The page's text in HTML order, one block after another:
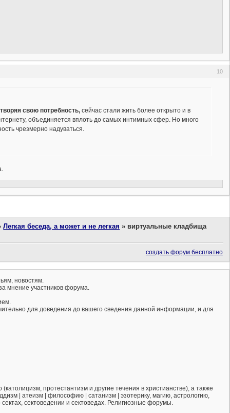
10
свою потребность,сейчас стали жить более открыто и в
объединяется вплоть до самых интимных сфер. Но много
чрезмерно надуваться.
Легкая беседа, а может и не легкая » виртуальные кладбища
создать форум бесплатно
новостям.
мнение участников форума.
для доведения до вашего сведения данной информации, и для
протестантизм и другие течения в христианстве), а также
| атеизм | философию | сатанизм | эзотерику, магию, астрологию,
сектоведении и сектоведах. Религиозные форумы.